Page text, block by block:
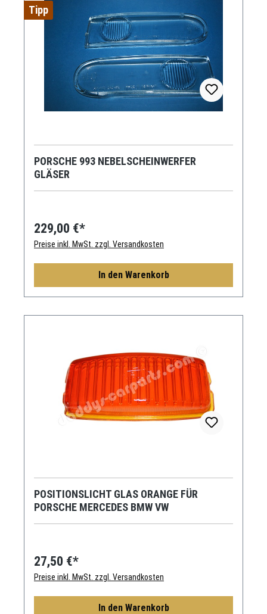
Tipp
PORSCHE 993 NEBELSCHEINWERFER
GLÄSER
229,00 €*
Preise inkl. MwSt. zzgl. Versandkosten
In den Warenkorb
POSITIONSLICHT GLAS ORANGE FÜR
PORSCHE MERCEDES BMW VW
27,50 €*
Preise inkl. MwSt. zzgl. Versandkosten
In den Warenkorb